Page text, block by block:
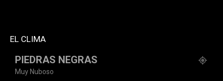
EL CLIMA
PIEDRAS NEGRAS
Muy Nuboso